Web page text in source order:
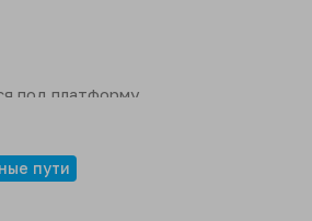
под платформу.
пути